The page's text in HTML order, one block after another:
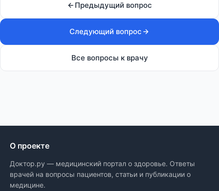
Предыдущий вопрос
Следующий вопрос
Все вопросы к врачу
О проекте
Доктор.ру — медицинский портал о здоровье. Ответы
врачей на вопросы пациентов, статьи и публикации о
медицине.